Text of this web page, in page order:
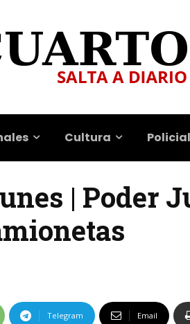
Cultura
| Poder
Telegram Email